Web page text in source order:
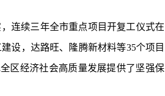
连续三年全市重点项目开复工仪式在
设，达路旺、隆腾新材料等35个项目
区经济社会高质量发展提供了坚强保